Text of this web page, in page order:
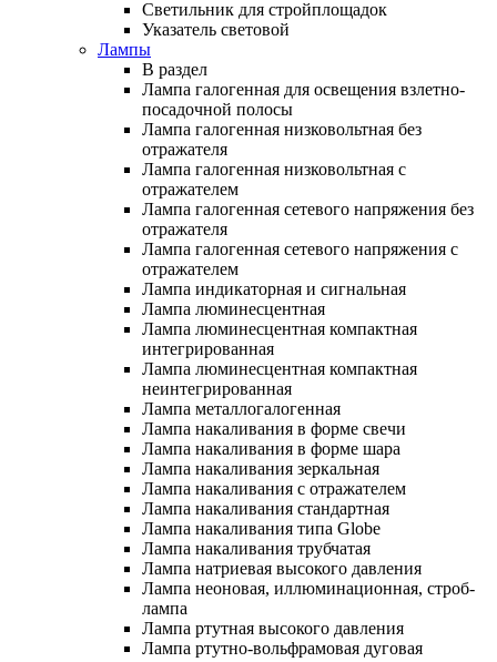
Светильник для стройплощадок
Указатель световой
Лампы
В раздел
Лампа галогенная для освещения взлетно-
посадочной полосы
Лампа галогенная низковольтная без
отражателя
Лампа галогенная низковольтная с
отражателем
Лампа галогенная сетевого напряжения без
отражателя
Лампа галогенная сетевого напряжения с
отражателем
Лампа индикаторная и сигнальная
Лампа люминесцентная
Лампа люминесцентная компактная
интегрированная
Лампа люминесцентная компактная
неинтегрированная
Лампа металлогалогенная
Лампа накаливания в форме свечи
Лампа накаливания в форме шара
Лампа накаливания зеркальная
Лампа накаливания с отражателем
Лампа накаливания стандартная
Лампа накаливания типа Globe
Лампа накаливания трубчатая
Лампа натриевая высокого давления
Лампа неоновая, иллюминационная, строб-
лампа
Лампа ртутная высокого давления
Лампа ртутно-вольфрамовая дуговая